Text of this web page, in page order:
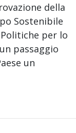
della
Sostenibile
per lo
passaggio
un